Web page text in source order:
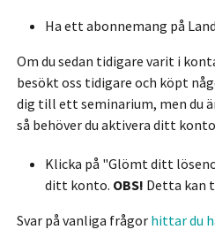
Ha ett abonnemang på
Om du sedan tidigare varit i
besökt oss tidigare och köpt
dig till ett seminarium, men du
så behöver du aktivera ditt konto
Klicka på "Glömt ditt
ditt konto. OBS! Detta kan
Svar på vanliga frågor hittar du